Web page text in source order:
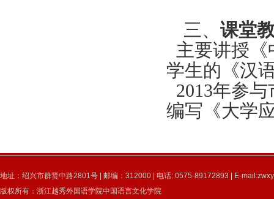
三、 课堂
主要讲授《
学生的《汉
2013年参与
编写《大学
地址：绍兴市群贤中路2801号 | 邮编：312000 | 电话: 0575-89172893 | E-
版权所有：浙江越秀外国语学院中国语言文化学院